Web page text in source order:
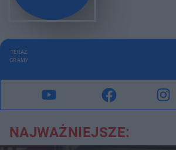
TERAZ
GRAMY
NAJWAŻNIEJSZE: